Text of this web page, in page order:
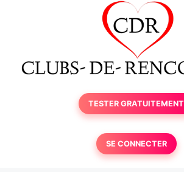
TESTER GRATUITEMENT
SE CONNECTER